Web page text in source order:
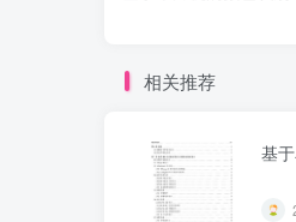
相关推荐
基